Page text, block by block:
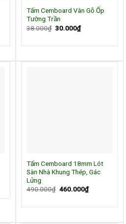
Tấm Cemboard Vân Gỗ Ốp
Tường Trần
38.000₫ Giá
38.000₫.
30.000₫Giá
hiện
là:
Tấm Cemboard 18mm Lót
Sàn Nhà Khung Thép, Gác
Lửng
490.000₫ Giá
490.000₫.
460.000₫Giá
hiện
là: